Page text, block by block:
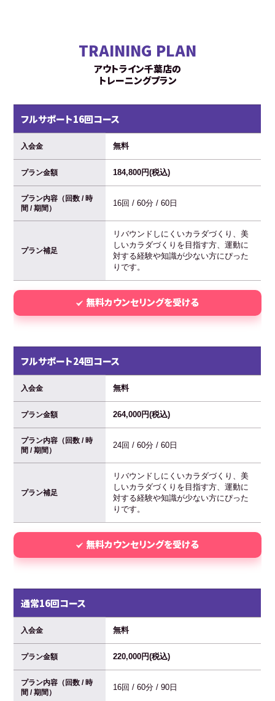
TRAINING PLAN
アウトライン千葉店の
トレーニングプラン
フルサポート16回コース
入会金 無料
プラン金額 184,800円(税込)
プラン内容（回数 / 時
間 / 期間）
16回 / 60分 / 60日
プラン補足
リバウンドしにくいカラダづくり、美
しいカラダづくりを目指す方、運動に
対する経験や知識が少ない方にぴった
りです。
無料カウンセリングを受ける
フルサポート24回コース
入会金 無料
プラン金額 264,000円(税込)
プラン内容（回数 / 時
間 / 期間）
24回 / 60分 / 60日
プラン補足
リバウンドしにくいカラダづくり、美
しいカラダづくりを目指す方、運動に
対する経験や知識が少ない方にぴった
りです。
無料カウンセリングを受ける
通常16回コース
入会金 無料
プラン金額 220,000円(税込)
プラン内容（回数 / 時
間 / 期間）
16回 / 60分 / 90日